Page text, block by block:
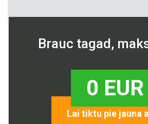
Brauc tagad,
0 EUR
Lai tiktu pie jauna